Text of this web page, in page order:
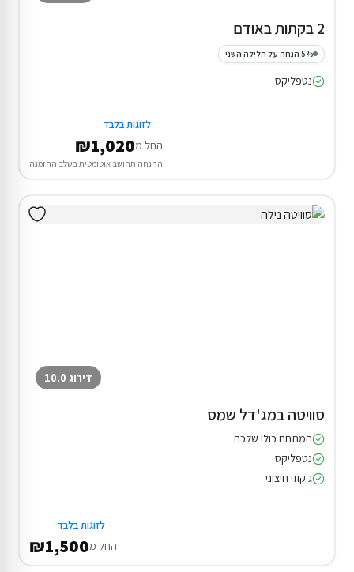
2 בקתות באודם
5% הנחה על הלילה השני
נטפליקס
לזוגות בלבד
החל מ₪1,020
ההנחה תחושב אוטומטית בשלב ההזמנה
דירוג 10.0
סוויטה במג'דל שמס
המתחם כולו שלכם
נטפליקס
ג'קוזי חיצוני
לזוגות בלבד
החל מ₪1,500